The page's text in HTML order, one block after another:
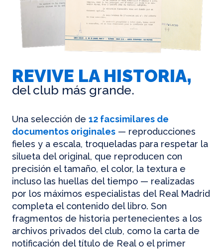
REVIVE LA HISTORIA,
del club más grande.
Una selección de 12 facsimilares de
documentos originales — reproducciones
fieles y a escala, troqueladas para respetar la
silueta del original, que reproducen con
precisión el tamaño, el color, la textura e
incluso las huellas del tiempo — realizadas
por los máximos especialistas del Real Madrid
completa el contenido del libro. Son
fragmentos de historia pertenecientes a los
archivos privados del club, como la carta de
notificación del título de Real o el primer